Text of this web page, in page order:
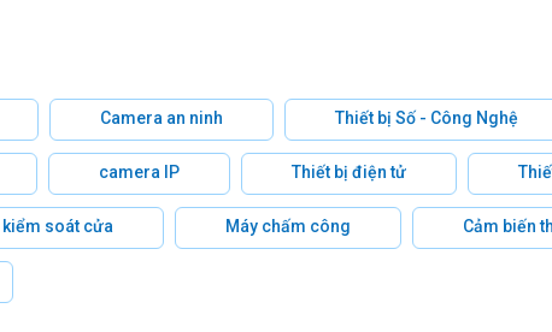
Camera an ninh Thiết bị Số - Công Nghệ
camera IP Thiết bị điện tử
kiểm soát cửa Máy chấm công Cảm biến